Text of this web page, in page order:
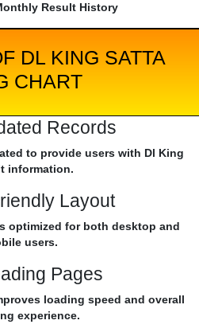
Result History
DL KING SATTA
CHART
Records
to provide users with Dl King
information.
Layout
optimized for both desktop and
users.
Pages
loading speed and overall
experience.